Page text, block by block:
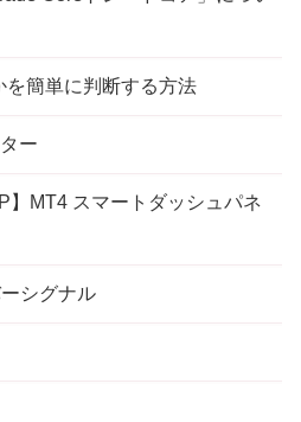
を簡単に判断する方法
ー
】MT4 スマートダッシュパネ
シグナル